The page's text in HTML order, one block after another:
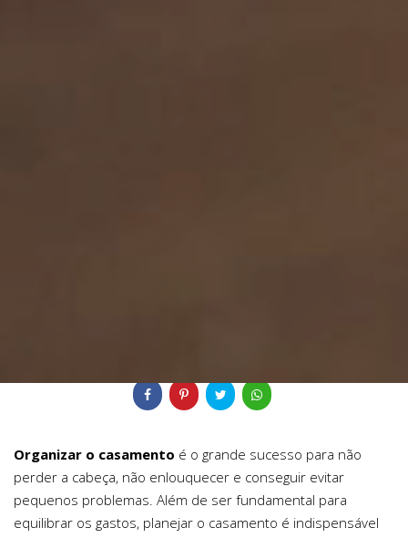
Organizar o casamento é o grande sucesso para não
perder a cabeça, não enlouquecer e conseguir evitar
pequenos problemas. Além de ser fundamental para
equilibrar os gastos, planejar o casamento é indispensável